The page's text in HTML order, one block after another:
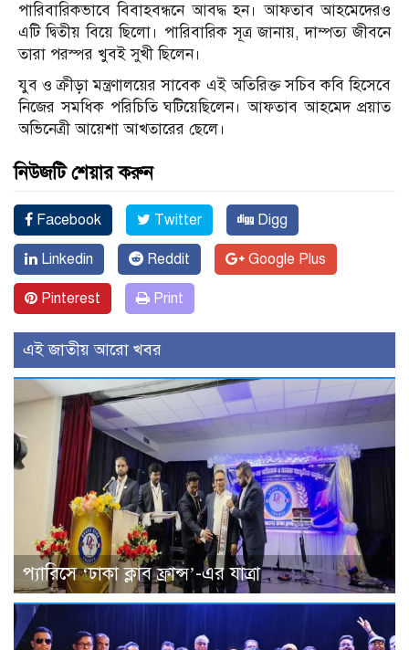
পারিবারিকভাবে বিবাহবন্ধনে আবদ্ধ হন। আফতাব আহমেদেরও
এটি দ্বিতীয় বিয়ে ছিলো। পারিবারিক সূত্র জানায়, দাম্পত্য জীবনে
তারা পরস্পর খুবই সুখী ছিলেন।
যুব ও ক্রীড়া মন্ত্রণালয়ের সাবেক এই অতিরিক্ত সচিব কবি হিসেবে
নিজের সমধিক পরিচিতি ঘটিয়েছিলেন। আফতাব আহমেদ প্রয়াত
অভিনেত্রী আয়েশা আখতারের ছেলে।
নিউজটি শেয়ার করুন
Facebook Twitter Digg
Linkedin Reddit Google Plus
Pinterest Print
এই জাতীয় আরো খবর
প্যারিসে ‘ঢাকা ক্লাব ফ্রান্স’-এর যাত্রা